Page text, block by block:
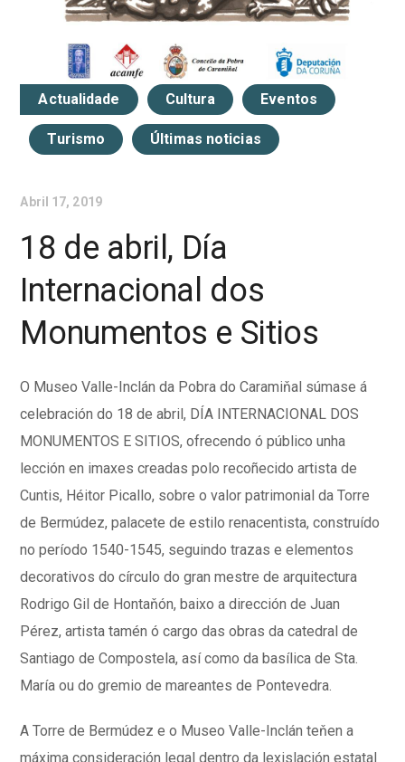
Actualidade Cultura Eventos
Turismo Últimas noticias
Abril 17, 2019
18 de abril, Día
Internacional dos
Monumentos e Sitios
O Museo Valle-Inclán da Pobra do Caramiňal súmase á
celebración do 18 de abril, DÍA INTERNACIONAL DOS
MONUMENTOS E SITIOS, ofrecendo ó público unha
lección en imaxes creadas polo recoñecido artista de
Cuntis, Héitor Picallo, sobre o valor patrimonial da Torre
de Bermúdez, palacete de estilo renacentista, construído
no período 1540-1545, seguindo trazas e elementos
decorativos do círculo do gran mestre de arquitectura
Rodrigo Gil de Hontaňón, baixo a dirección de Juan
Pérez, artista tamén ó cargo das obras da catedral de
Santiago de Compostela, así como da basílica de Sta.
María ou do gremio de mareantes de Pontevedra.
A Torre de Bermúdez e o Museo Valle-Inclán teňen a
máxima consideración legal dentro da lexislación estatal